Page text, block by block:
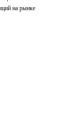
на рынке